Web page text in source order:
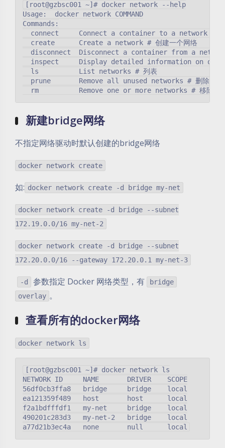
[root@gzbsc001 ~]# docker network --help
Usage:  docker network COMMAND
Commands:
connect     Connect a container to a network # 将
  create      Create a network # 创建一个网络
disconnect  Disconnect a container from a network
inspect     Display detailed information on one
  ls          List networks # 列表
prune       Remove all unused networks # 删除所有
新建bridge网络
不指定网络驱动时默认创建的bridge网络
docker network create
如: docker network create -d bridge my-net
docker network create -d bridge --subnet
172.19.0.0/16 my-net-2
docker network create -d bridge --subnet
172.20.0.0/16 --gateway 172.20.0.1 my-net-3
-d 参数指定 Docker 网络类型，有
bridge
overlay 。
查看所有的docker网络
docker network ls
[root@gzbsc001 ~]# docker network ls
NETWORK ID     NAME       DRIVER    SCOPE
56df0cb3ffa8   bridge     bridge    local
ea121359f489   host       host      local
f2a1bdfffdf1   my-net     bridge    local
490201c283d3   my-net-2   bridge    local